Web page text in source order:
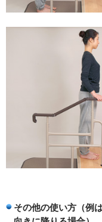
その他の使い方（例